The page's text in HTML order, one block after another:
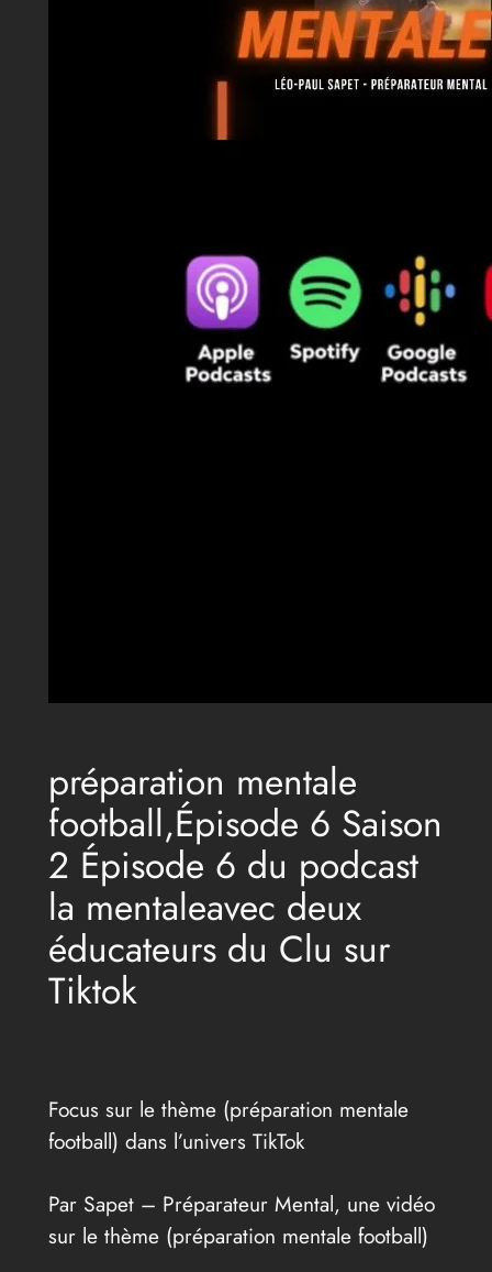
préparation mentale
football,Épisode 6 Saison
2 Épisode 6 du podcast
la mentaleavec deux
éducateurs du Clu sur
Tiktok
Focus sur le thème (préparation mentale
football) dans l’univers TikTok
Par Sapet – Préparateur Mental, une vidéo
sur le thème (préparation mentale football)